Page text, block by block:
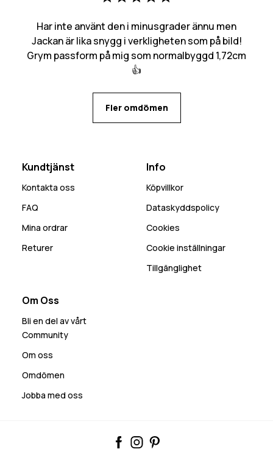
Har inte använt den i minusgrader ännu men
Jackan är lika snygg i verkligheten som på bild!
Grym passform på mig som normalbyggd 1,72cm
👍
Fler omdömen
Kundtjänst
Kontakta oss
FAQ
Mina ordrar
Returer
Info
Köpvillkor
Dataskyddspolicy
Cookies
Cookie inställningar
Tillgänglighet
Om Oss
Bli en del av vårt
Community
Om oss
Omdömen
Jobba med oss